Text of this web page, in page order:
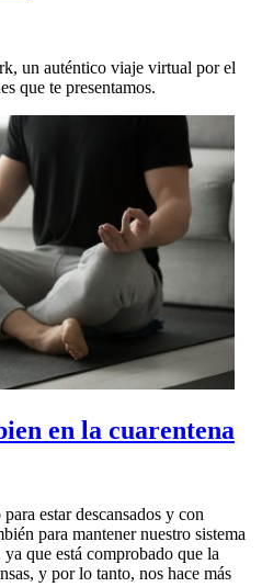
un auténtico viaje virtual por el
que te presentamos.
en la cuarentena
estar descansados y con
para mantener nuestro sistema
que está comprobado que la
y por lo tanto, nos hace más